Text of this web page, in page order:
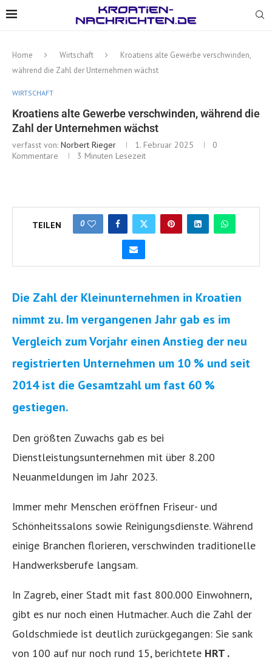
Home Wirtschaft
Kroatiens alte Gewerbe verschwinden,
während die Zahl der Unternehmen wächst
WIRTSCHAFT
Kroatiens alte Gewerbe verschwinden, während die
Zahl der Unternehmen wächst
verfasst von: Norbert Rieger 1. Februar 2025
0
Kommentare
3 Minuten Lesezeit
TEILEN 0
Die Zahl der Kleinunternehmen in Kroatien
nimmt zu. Im vergangenen Jahr gab es im
Vergleich zum Vorjahr einen Anstieg der neu
registrierten Unternehmen um 10 % und seit
2014 ist die Gesamtzahl um fast 60 %
gestiegen.
Den größten Zuwachs gab es bei
Dienstleistungsunternehmen mit über 8.200
Neuanmeldungen im Jahr 2023.
Immer mehr Menschen eröffnen Friseur- und
Schönheitssalons sowie Reinigungsdienste. Während
einige Branchen florieren, verschwinden traditionelle
Handwerksberufe langsam.
In Zagreb, einer Stadt mit fast 800.000 Einwohnern,
gibt es nur noch einen Hutmacher. Auch die Zahl der
Goldschmiede ist deutlich zurückgegangen: Sie sank
von 100 auf nur noch rund 15, berichtete HRT .